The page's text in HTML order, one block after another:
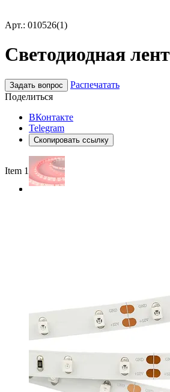
Арт.: 010526(1)
Светодиодная
Задать вопрос
Распечатать
Поделиться
ВКонтакте
Telegram
Скопировать ссылку
Item 1 of 2